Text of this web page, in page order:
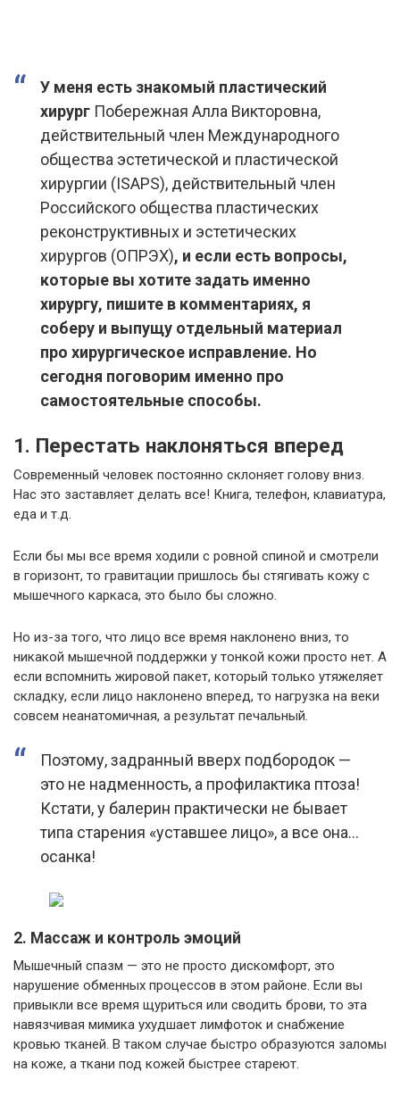
У меня есть знакомый пластический
хирург Побережная Алла Викторовна,
действительный член Международного
общества эстетической и пластической
хирургии (ISAPS), действительный член
Российского общества пластических
реконструктивных и эстетических
хирургов (ОПРЭХ), и если есть вопросы,
которые вы хотите задать именно
хирургу, пишите в комментариях, я
соберу и выпущу отдельный материал
про хирургическое исправление. Но
сегодня поговорим именно про
самостоятельные способы.
1. Перестать наклоняться вперед
Современный человек постоянно склоняет голову вниз.
Нас это заставляет делать все! Книга, телефон, клавиатура,
еда и т.д.
Если бы мы все время ходили с ровной спиной и смотрели
в горизонт, то гравитации пришлось бы стягивать кожу с
мышечного каркаса, это было бы сложно.
Но из-за того, что лицо все время наклонено вниз, то
никакой мышечной поддержки у тонкой кожи просто нет. А
если вспомнить жировой пакет, который только утяжеляет
складку, если лицо наклонено вперед, то нагрузка на веки
совсем неанатомичная, а результат печальный.
Поэтому, задранный вверх подбородок —
это не надменность, а профилактика птоза!
Кстати, у балерин практически не бывает
типа старения «уставшее лицо», а все она…
осанка!
2. Массаж и контроль эмоций
Мышечный спазм — это не просто дискомфорт, это
нарушение обменных процессов в этом районе. Если вы
привыкли все время щуриться или сводить брови, то эта
навязчивая мимика ухудшает лимфоток и снабжение
кровью тканей. В таком случае быстро образуются заломы
на коже, а ткани под кожей быстрее стареют.